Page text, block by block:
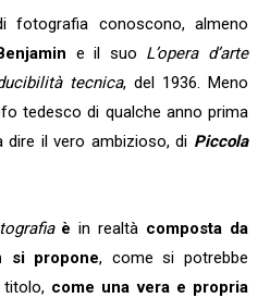
fotografia conoscono, almeno
e il suo L’opera d’arte
tecnica, del 1936. Meno
tedesco di qualche anno prima
il vero ambizioso, di Piccola
è in realtà composta da
si propone, come si potrebbe
titolo, come una vera e propria